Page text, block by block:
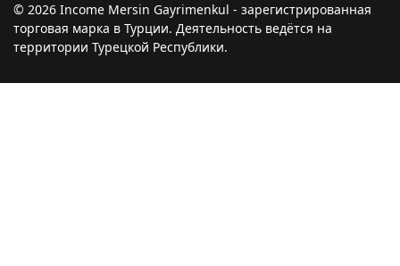
© 2026 Income Mersin Gayrimenkul - зарегистрированная
торговая марка в Турции. Деятельность ведётся на
территории Турецкой Республики.